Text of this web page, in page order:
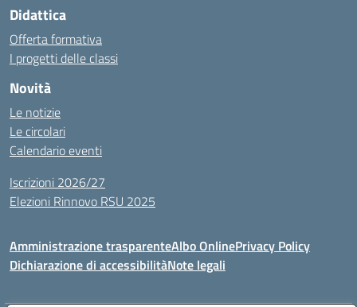
Didattica
Offerta formativa
I progetti delle classi
Novità
Le notizie
Le circolari
Calendario eventi
Iscrizioni 2026/27
Elezioni Rinnovo RSU 2025
Amministrazione trasparenteAlbo OnlinePrivacy Policy
Dichiarazione di accessibilitàNote legali